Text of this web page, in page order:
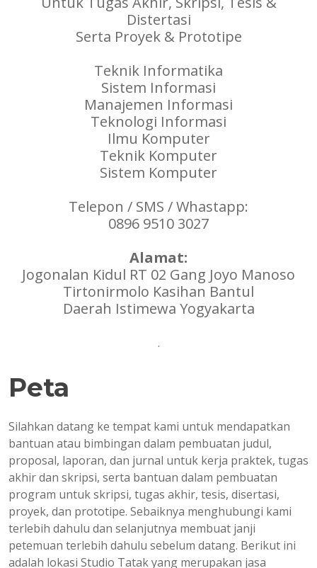
Distertasi
Serta Proyek & Prototipe
Teknik Informatika
Sistem Informasi
Manajemen Informasi
Teknologi Informasi
Ilmu Komputer
Teknik Komputer
Sistem Komputer
Telepon / SMS / Whastapp:
0896 9510 3027
Alamat:
Jogonalan Kidul RT 02 Gang Joyo Manoso
Tirtonirmolo Kasihan Bantul
Daerah Istimewa Yogyakarta
.
Peta
Silahkan datang ke tempat kami untuk mendapatkan
bantuan atau bimbingan dalam pembuatan judul,
proposal, laporan, dan jurnal untuk kerja praktek, tugas
akhir dan skripsi, serta bantuan dalam pembuatan
program untuk skripsi, tugas akhir, tesis, disertasi,
proyek, dan prototipe. Sebaiknya menghubungi kami
terlebih dahulu dan selanjutnya membuat janji
petemuan terlebih dahulu sebelum datang. Berikut ini
adalah lokasi Studio Tatak yang merupakan jasa